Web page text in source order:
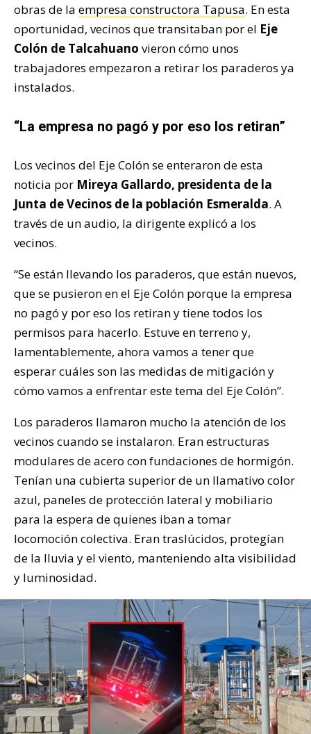
obras de la empresa constructora Tapusa. En esta
oportunidad, vecinos que transitaban por el Eje
Colón de Talcahuano vieron cómo unos
trabajadores empezaron a retirar los paraderos ya
instalados.
“La empresa no pagó y por eso los retiran”
Los vecinos del Eje Colón se enteraron de esta
noticia por Mireya Gallardo, presidenta de la
Junta de Vecinos de la población Esmeralda. A
través de un audio, la dirigente explicó a los
vecinos.
“Se están llevando los paraderos, que están nuevos,
que se pusieron en el Eje Colón porque la empresa
no pagó y por eso los retiran y tiene todos los
permisos para hacerlo. Estuve en terreno y,
lamentablemente, ahora vamos a tener que
esperar cuáles son las medidas de mitigación y
cómo vamos a enfrentar este tema del Eje Colón”.
Los paraderos llamaron mucho la atención de los
vecinos cuando se instalaron. Eran estructuras
modulares de acero con fundaciones de hormigón.
Tenían una cubierta superior de un llamativo color
azul, paneles de protección lateral y mobiliario
para la espera de quienes iban a tomar
locomoción colectiva. Eran traslúcidos, protegían
de la lluvia y el viento, manteniendo alta visibilidad
y luminosidad.